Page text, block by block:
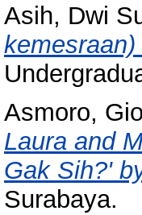
Asih, Dwi
Asmoro,
Laura and
Gak Sih?'
Surabaya.